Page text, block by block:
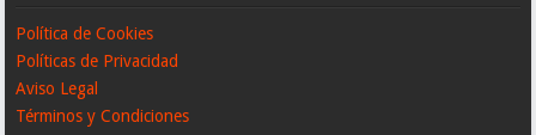
Política de Cookies
Políticas de Privacidad
Aviso Legal
Términos y Condiciones